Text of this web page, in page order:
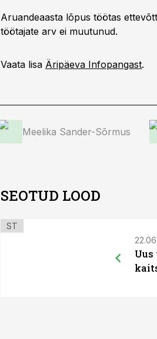
Aruandeaasta lõpus töötas
töötajate arv ei muutunud.
Vaata lisa Äripäeva Infopangast.
Meelika Sander-Sõrmus
SEOTUD LOOD
ST